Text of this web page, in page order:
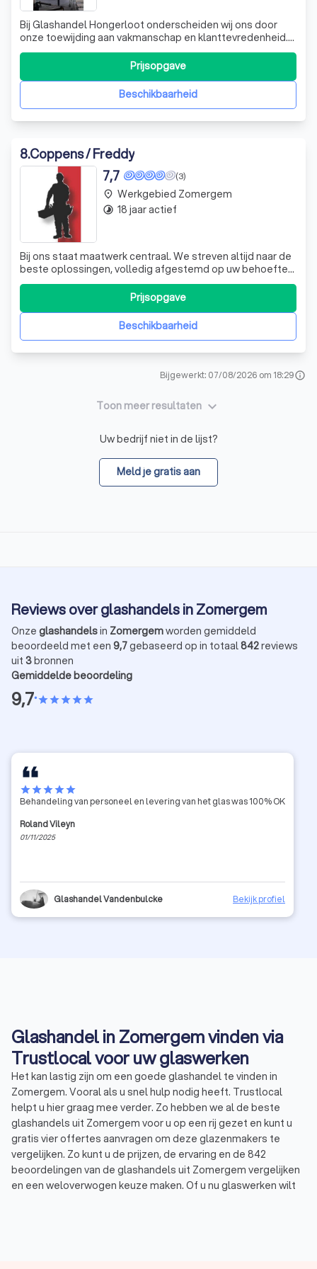
Bij Glashandel Hongerloot onderscheiden wij ons door
onze toewijding aan vakmanschap en klanttevredenheid.
Met jarenlange ervaring in de glasindustrie bieden wij een
breed scala aan hoogwaardige glasproducten en -
diensten, variërend van raaminstallaties tot op maat
gemaakte glasoplossingen voor zowe
Beschikbaarheid
Prijsopgave
8.Coppens / Freddy
(3)
7,7
Bij ons staat maatwerk centraal. We streven altijd naar de
beste oplossingen, volledig afgestemd op uw behoeften
en budget. Wat kunt u van ons verwachten? Een heldere,
transparante offerte zonder verborgen kosten en een
eerlijke prijsstelling. We bieden totaaloplossingen die niet
alleen op maat zijn
Beschikbaarheid
Prijsopgave
place Werkgebied Zomergem
timelapse 18 jaar actief
Bijgewerkt: 07/08/2026 om 18:29info
Toon meer resultaten keyboard_arrow_down
Uw bedrijf niet in de lijst?
Meld je gratis aan
Reviews over glashandels in Zomergem
Onze glashandelsin Zomergemworden gemiddeld
beoordeeld met een 9,7gebaseerd op in totaal842reviews
uit 3bronnen
Gemiddelde beoordeling
9,7•starstarstarstarstar
starstarstarstarstar
Behandeling van personeel en levering van het glas was 100% OK
Roland Vileyn
01/11/2025
Glashandel Vandenbulcke Bekijk profiel
Glashandel in Zomergem vinden via
Trustlocal voor uw glaswerken
Het kan lastig zijn om een goede glashandel te vinden in
Zomergem. Vooral als u snel hulp nodig heeft. Trustlocal
helpt u hier graag mee verder. Zo hebben we al de beste
glashandels uit Zomergem voor u op een rij gezet en kunt u
gratis vier offertes aanvragen om deze glazenmakers te
vergelijken. Zo kunt u de prijzen, de ervaring en de 842
beoordelingen van de glashandels uit Zomergem vergelijken
en een weloverwogen keuze maken. Of u nu glaswerken wilt